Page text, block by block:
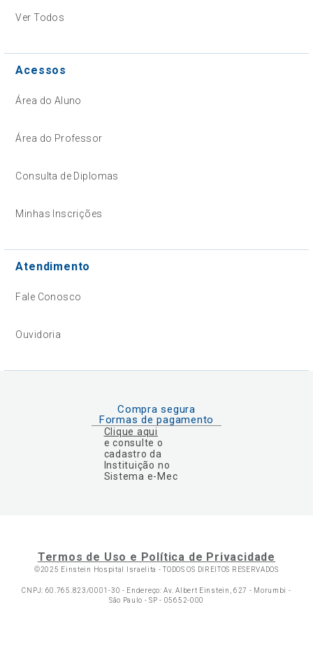
Ver Todos
Acessos
Área do Aluno
Área do Professor
Consulta de Diplomas
Minhas Inscrições
Atendimento
Fale Conosco
Ouvidoria
Compra segura
Formas de pagamento
Clique aqui
e consulte o
cadastro da
Instituição no
Sistema e-Mec
Termos de Uso e Política de Privacidade
©2025 Einstein Hospital Israelita -TODOS OS DIREITOS RESERVADOS
CNPJ: 60.765.823/0001-30 - Endereço: Av. Albert Einstein, 627 - Morumbi -
São Paulo - SP - 05652-000